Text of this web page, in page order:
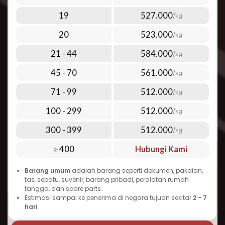
tambahan yang dipilih. Semakin banyak
ekonomis tarif per kilogramnya. Inilah yang
menjadikan Repack.id pilihan terbaik untuk
mengorbankan kualitas dan kecepatan.
Waktu Pengiriman Paket ke Rwanda
yang Dapat Diandalkan
Salah satu pertanyaan umum seputar
waktu pengiriman paket ke Rwanda?” Berikut
Anda harapkan:
Pengiriman ekspres: 3-5 hari kerja
Pengiriman standar: 5-7 hari kerja
Keunggulan pengiriman udara adalah
19 527.000/kg
20 523.000/kg
21 - 44 584.000/kg
45 - 70 561.000/kg
71 - 99 512.000/kg
100 - 299 512.000/kg
300 - 399 512.000/kg
≥ 400 Hubungi Kami
Barang umum adalah barang seperti dokumen, pakaian,
tas, sepatu, suvenir, barang pribadi, peralatan rumah
tangga, dan spare parts.
Estimasi sampai ke penerima di negara tujuan sekitar 2 - 7
hari